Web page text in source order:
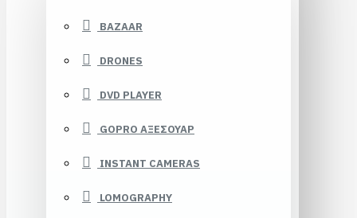
BAZAAR
DRONES
DVD PLAYER
GOPRO ΑΞΕΣΟΥΑΡ
INSTANT CAMERAS
LOMOGRAPHY